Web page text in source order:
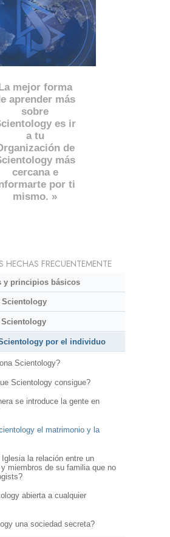
mejor forma
aprender más
sobre
es ir
a tu
de
más
cercana e
por ti
mismo. »
HECHAS FRECUENTEMENTE
y principios básicos
Scientology
Scientology
por el individuo
Scientology?
Scientology consigue?
se introduce la gente en
el matrimonio y la
la relación entre un
miembros de su familia que no
abierta a cualquier
una sociedad secreta?